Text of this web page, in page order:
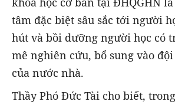
tâm đặc biệt sâu sắc tới người
hút và bồi dưỡng người học có
mê nghiên cứu, bổ sung vào
của nước nhà.
Thầy Phó Đức Tài cho biết,